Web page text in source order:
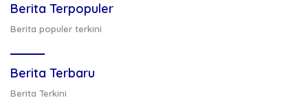
Berita Terpopuler
Berita populer terkini
Berita Terbaru
Berita Terkini